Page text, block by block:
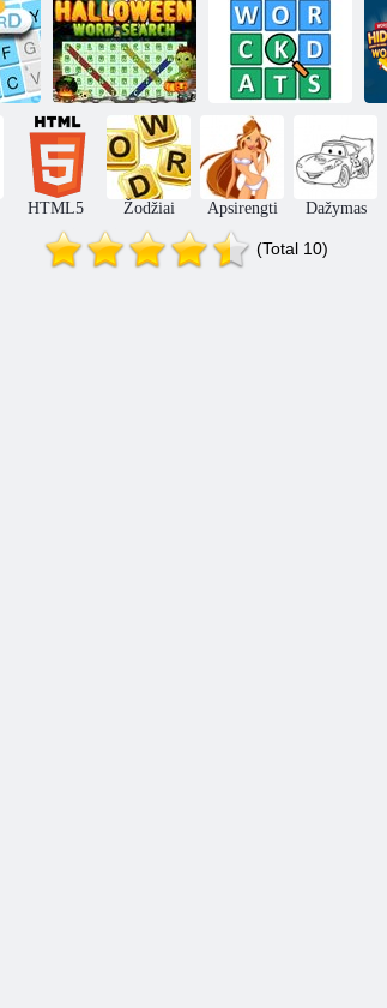
Atsitiktinis
kryžiažodis
2 nuotraukos 1
žodis
Helovino žodžių
paieška
Žodžių kaminas
HTML5 Žodžiai Apsirengti Dažymas
(Total 10)